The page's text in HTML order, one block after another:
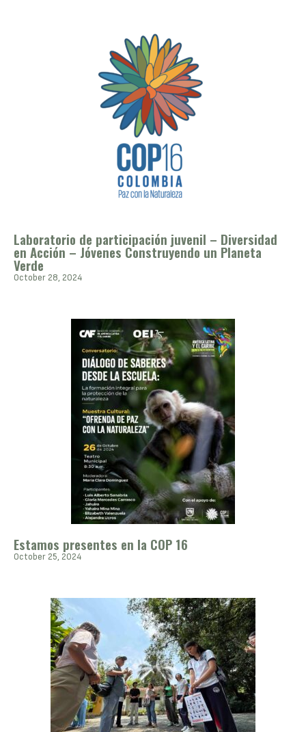
Laboratorio de participación juvenil – Diversidad
en Acción – Jóvenes Construyendo un Planeta
Verde
October 28, 2024
Estamos presentes en la COP 16
October 25, 2024